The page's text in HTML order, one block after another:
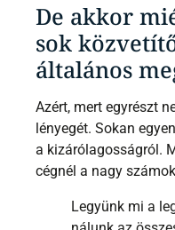
De akkor
sok
általános
Azért, mert egyrészt
lényegét. Sokan
a kizárólagosságról.
cégnél a nagy
Legyünk mi a